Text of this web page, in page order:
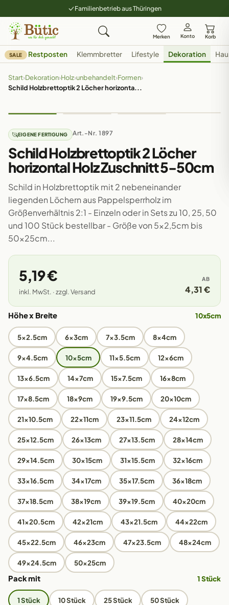
Familienbetrieb aus Thüringen
Merken Konto Korb
SALE Restposten Klemmbretter Lifestyle Dekoration
Start›Dekoration›Holz›unbehandelt›Formen›
Schild Holzbrettoptik 2 Löcher horizonta...
EIGENE FERTIGUNG Art.-Nr. 1897
Schild Holzbrettoptik 2 Löcher
horizontal Holz Zuschnitt 5-50cm
Schild in Holzbrettoptik mit 2 nebeneinander
liegenden Löchern aus Pappelsperrholz im
Größenverhältnis 2:1 - Einzeln oder in Sets zu 10, 25, 50
und 100 Stück bestellbar - Größe von 5x2,5cm bis
50x25cm...
5,19 €
inkl. MwSt. · zzgl. Versand
AB
4,31 €
Höhe x Breite 10x5cm
5x2.5cm 6x3cm 7x3.5cm 8x4cm
9x4.5cm 10x5cm 11x5.5cm 12x6cm
13x6.5cm 14x7cm 15x7.5cm 16x8cm
17x8.5cm 18x9cm 19x9.5cm 20x10cm
21x10.5cm 22x11cm 23x11.5cm 24x12cm
25x12.5cm 26x13cm 27x13.5cm 28x14cm
29x14.5cm 30x15cm 31x15.5cm 32x16cm
33x16.5cm 34x17cm 35x17.5cm 36x18cm
37x18.5cm 38x19cm 39x19.5cm 40x20cm
41x20.5cm 42x21cm 43x21.5cm 44x22cm
45x22.5cm 46x23cm 47x23.5cm 48x24cm
49x24.5cm 50x25cm
Pack mit 1 Stück
1 Stück 10 Stück 25 Stück 50 Stück